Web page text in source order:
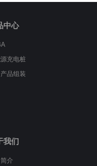
中心
充电桩
品组装
我们
介